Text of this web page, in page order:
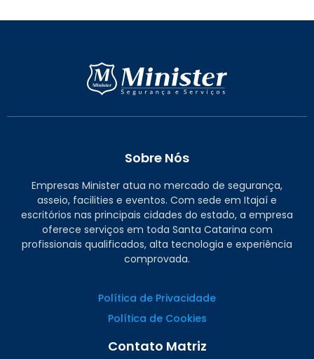
Sobre Nós
Empresas Minister atua no mercado de segurança,
asseio, facilities e eventos. Com sede em Itajaí e
escritórios nas principais cidades do estado, a empresa
oferece serviços em toda Santa Catarina com
profissionais qualificados, alta tecnologia e experiência
comprovada.
Política de Privacidade
Política de Cookies
Contato Matriz